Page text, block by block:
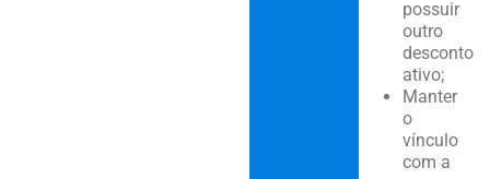
possuir
outro
desconto
ativo;
Manter
o
vínculo
com a